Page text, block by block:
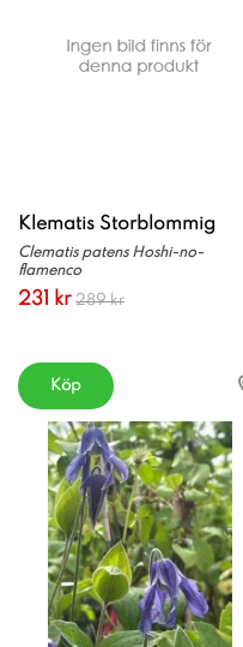
Klematis Storblommig
Clematis patens Hoshi-no-
flamenco
231 kr 289 kr
Köp